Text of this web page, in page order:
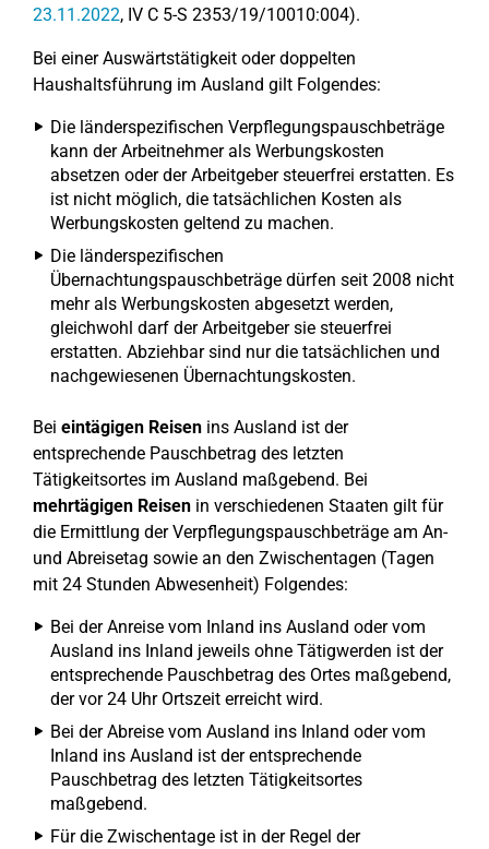
23.11.2022, IV C 5-S 2353/19/10010:004).
Bei einer Auswärtstätigkeit oder doppelten
Haushaltsführung im Ausland gilt Folgendes:
Die länderspezifischen Verpflegungspauschbeträge
kann der Arbeitnehmer als Werbungskosten
absetzen oder der Arbeitgeber steuerfrei erstatten. Es
ist nicht möglich, die tatsächlichen Kosten als
Werbungskosten geltend zu machen.
Die länderspezifischen
Übernachtungspauschbeträge dürfen seit 2008 nicht
mehr als Werbungskosten abgesetzt werden,
gleichwohl darf der Arbeitgeber sie steuerfrei
erstatten. Abziehbar sind nur die tatsächlichen und
nachgewiesenen Übernachtungskosten.
Bei eintägigen Reisen ins Ausland ist der
entsprechende Pauschbetrag des letzten
Tätigkeitsortes im Ausland maßgebend. Bei
mehrtägigen Reisen in verschiedenen Staaten gilt für
die Ermittlung der Verpflegungspauschbeträge am An-
und Abreisetag sowie an den Zwischentagen (Tagen
mit 24 Stunden Abwesenheit) Folgendes:
Bei der Anreise vom Inland ins Ausland oder vom
Ausland ins Inland jeweils ohne Tätigwerden ist der
entsprechende Pauschbetrag des Ortes maßgebend,
der vor 24 Uhr Ortszeit erreicht wird.
Bei der Abreise vom Ausland ins Inland oder vom
Inland ins Ausland ist der entsprechende
Pauschbetrag des letzten Tätigkeitsortes
maßgebend.
Für die Zwischentage ist in der Regel der